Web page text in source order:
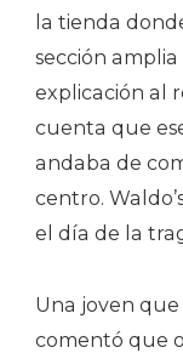
la tienda
sección
explicación al
cuenta que
andaba de
centro.
el día de la
Una joven
comentó que